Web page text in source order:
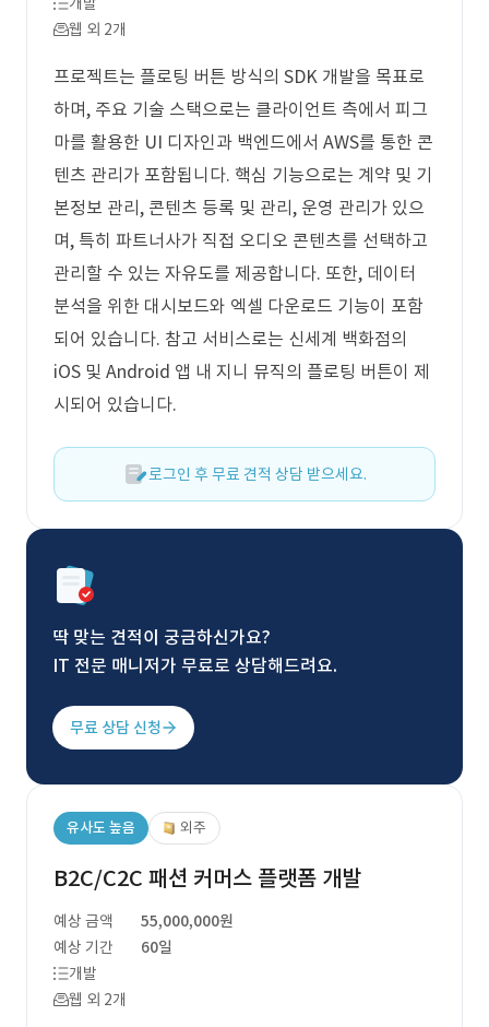
웹 외 2개
프로젝트는 플로팅 버튼 방식의 SDK 개발을 목표로
하며, 주요 기술 스택으로는 클라이언트 측에서 피그
마를 활용한 UI 디자인과 백엔드에서 AWS를 통한 콘
텐츠 관리가 포함됩니다. 핵심 기능으로는 계약 및 기
본정보 관리, 콘텐츠 등록 및 관리, 운영 관리가 있으
며, 특히 파트너사가 직접 오디오 콘텐츠를 선택하고
관리할 수 있는 자유도를 제공합니다. 또한, 데이터
분석을 위한 대시보드와 엑셀 다운로드 기능이 포함
되어 있습니다. 참고 서비스로는 신세계 백화점의
iOS 및 Android 앱 내 지니 뮤직의 플로팅 버튼이 제
시되어 있습니다.
로그인 후 무료 견적 상담 받으세요.
딱 맞는 견적이 궁금하신가요?
IT 전문 매니저가 무료로 상담해드려요.
무료 상담 신청
유사도 높음 외주
B2C/C2C 패션 커머스 플랫폼 개발
예상 금액
55,000,000원
예상 기간
60일
개발
웹 외 2개